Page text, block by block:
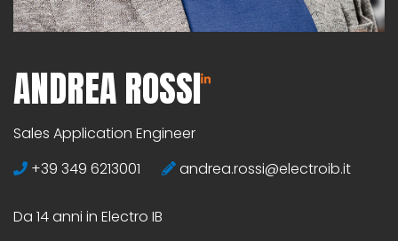
ANDREA ROSSI
Sales Application Engineer
+39 349 6213001
andrea.rossi@electroib.it
Da 14 anni in Electro IB